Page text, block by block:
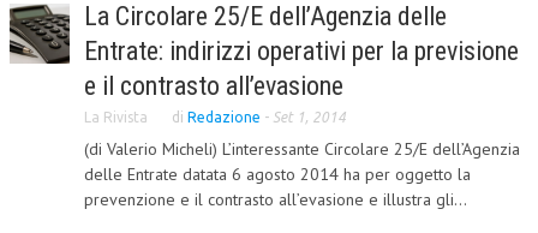
DIRITTO DEL WEB
DIRITTO DELLE IMPRESE IN CRISI
CRIMINOLOGIA E CRIMINALISTICA
SICUREZZA SUL LAVORO
FISCO
La Circolare 25/E dell’Agenzia delle
Entrate: indirizzi operativi per la previsione
e il contrasto all’evasione
La Rivista di Redazione - Set 1, 2014
(di Valerio Micheli) L’interessante Circolare 25/E dell’Agenzia
delle Entrate datata 6 agosto 2014 ha per oggetto la
prevenzione e il contrasto all’evasione e illustra gli...